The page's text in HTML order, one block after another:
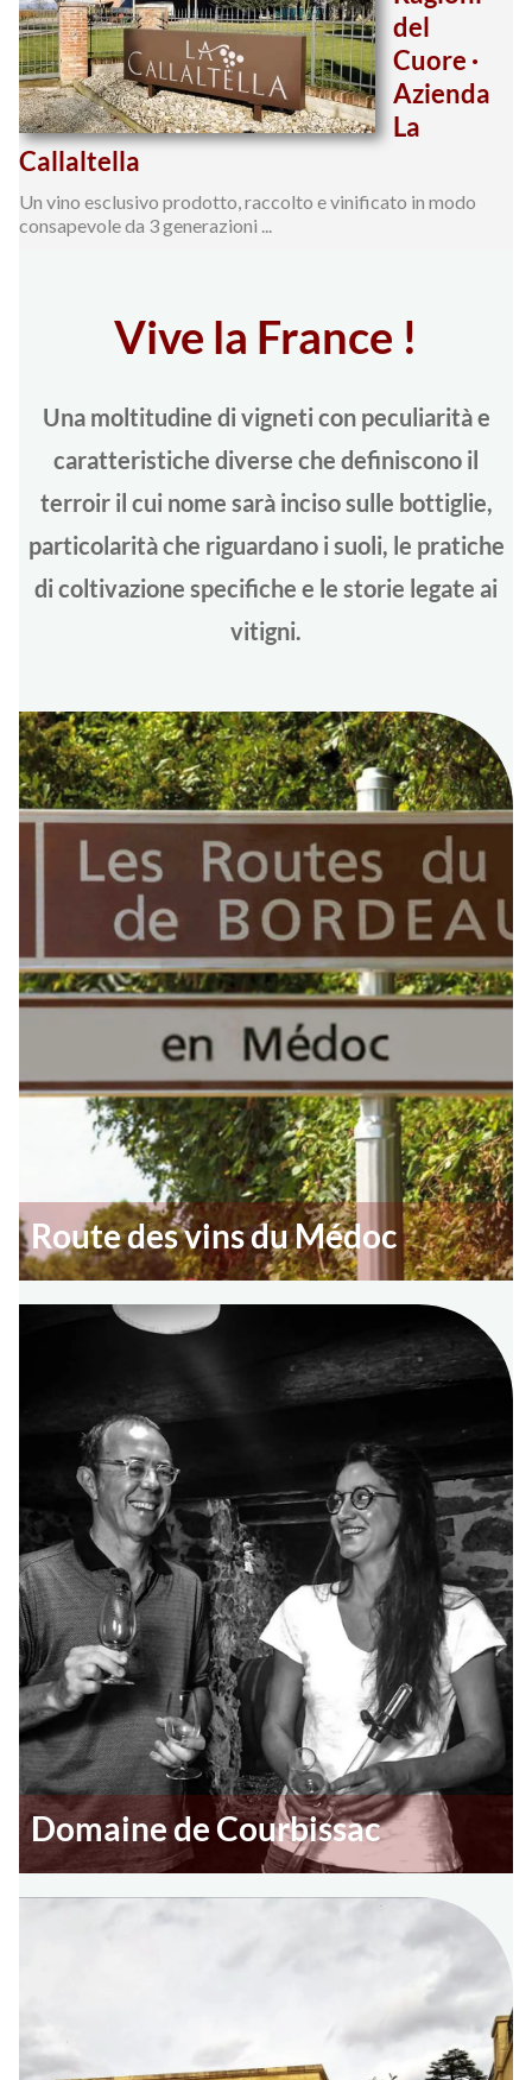
del
Cuore ·
Azienda
La
Callaltella
Un vino esclusivo prodotto, raccolto e vinificato in modo
consapevole da 3 generazioni ...
Vive la France !
Una moltitudine di vigneti con peculiarità e
caratteristiche diverse che definiscono il
terroir il cui nome sarà inciso sulle bottiglie,
particolarità che riguardano i suoli, le pratiche
di coltivazione specifiche e le storie legate ai
vitigni.
Route des vins du Médoc
Domaine de Courbissac